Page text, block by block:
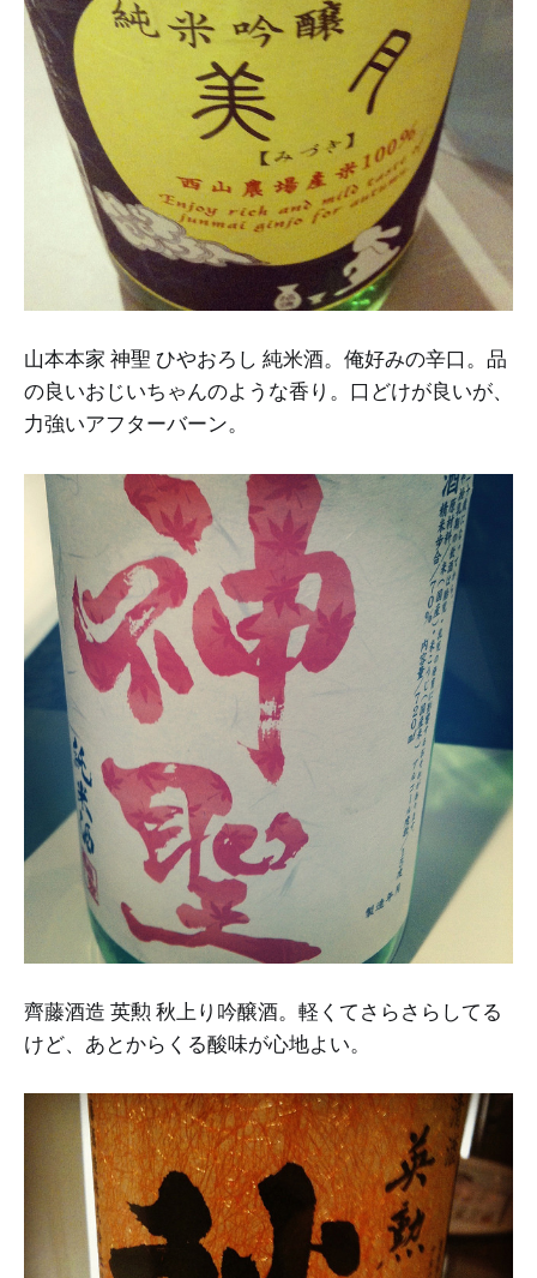
山本本家 神聖 ひやおろし 純米酒。俺好みの辛口。品
の良いおじいちゃんのような香り。口どけが良いが、
力強いアフターバーン。
齊藤酒造 英勲 秋上り吟醸酒。軽くてさらさらしてる
けど、あとからくる酸味が心地よい。